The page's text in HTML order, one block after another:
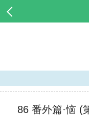
86 番外篇·恼 (